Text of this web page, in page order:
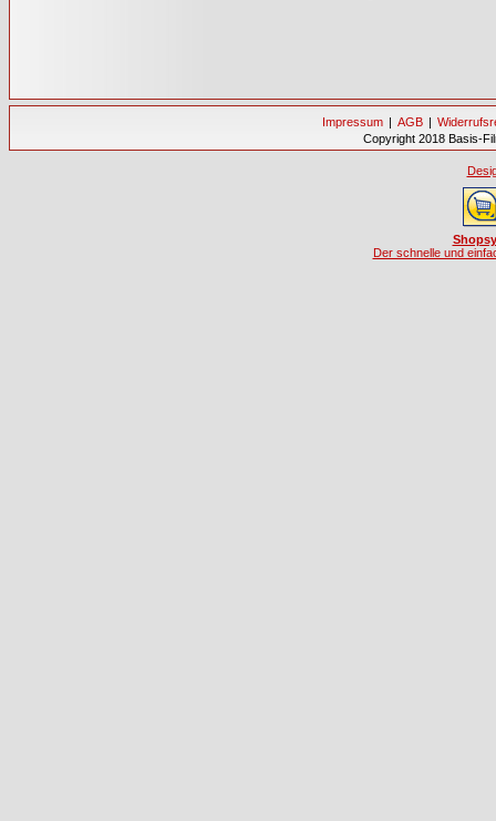
Impressum | AGB |
Copyright 2018 Basis-
Der schnelle und